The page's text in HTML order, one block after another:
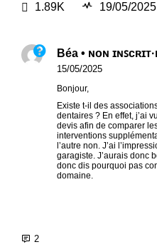
1.89K 19/05/2025
Béa • ɴᴏɴ
15/05/2025
Bonjour,
Existe t-il des
dentaires ? En effet, j’ai
devis afin de comparer
interventions
l’autre non. J’ai
garagiste. J’aurais donc
donc dis pourquoi pas
domaine.